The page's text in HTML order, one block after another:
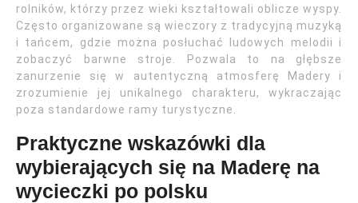
rolników, którzy przez wieki kształtowali oblicze wyspy.
Często organizowane są wieczory z tradycyjną muzyką
i tańcem, gdzie można posłuchać ludowych melodii i
zobaczyć barwne stroje. Pozwala to na głębsze
zanurzenie się w autentyczną atmosferę Madery i
zrozumienie jej unikalnego charakteru, wykraczając
poza standardowe ramy turystyczne.
Praktyczne wskazówki dla
wybierających się na Maderę na
wycieczki po polsku